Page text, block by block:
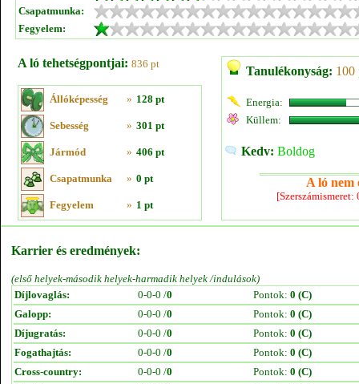
Csapatmunka:
Fegyelem:
A ló tehetségpontjai: 836 pt
Állóképesség » 128 pt
Sebesség » 301 pt
Jármód » 406 pt
Csapatmunka » 0 pt
Fegyelem » 1 pt
Tanulékonyság: 100
Energia:
Küllem:
Kedv: Boldog
A ló nem
Karrier és eredmények:
(első helyek-második helyek-harmadik helyek /indulások)
Díjlovaglás:
0-0-0 /0 Pontok: 0 (C)
Galopp:
0-0-0 /0 Pontok: 0 (C)
Díjugratás:
0-0-0 /0 Pontok: 0 (C)
Fogathajtás:
0-0-0 /0 Pontok: 0 (C)
Cross-country:
0-0-0 /0 Pontok: 0 (C)